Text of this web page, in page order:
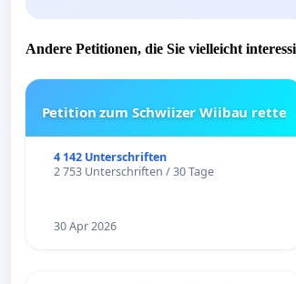
Andere Petitionen, die Sie vielleicht
Petition zum Schwiizer Wiibau rette
4 142 Unterschriften
2 753 Unterschriften / 30 Tage
30 Apr 2026